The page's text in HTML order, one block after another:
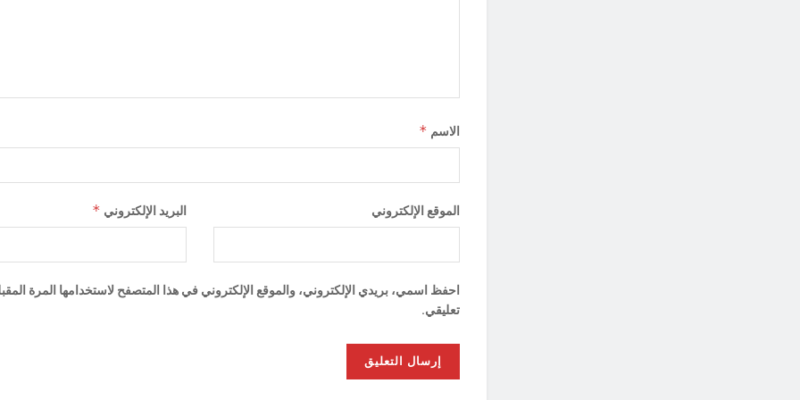
الاسم *
البريد الإلكتروني * الموقع الإلكتروني
احفظ اسمي، بريدي الإلكتروني، والموقع الإلكتروني في هذا المتصفح لاستخدامها المرة
تعليقي.